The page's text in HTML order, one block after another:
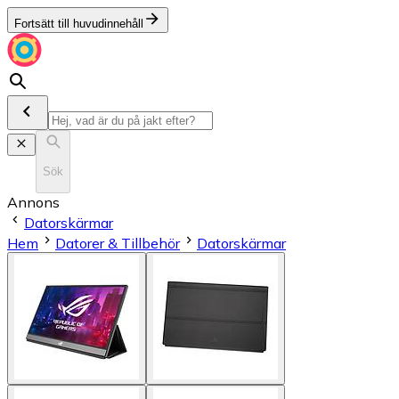
Fortsätt till huvudinnehåll
Sök
Annons
Datorskärmar
Hem
Datorer & Tillbehör Datorskärmar